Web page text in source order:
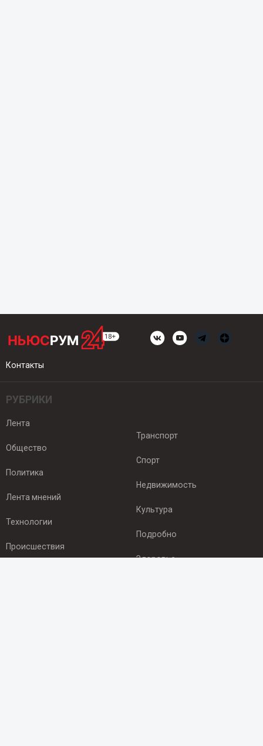
Контакты
РУБРИКИ
Лента
Общество
Политика
Лента мнений
Технологии
Происшествия
Транспорт
Спорт
Недвижимость
Культура
Подробно
Здоровье